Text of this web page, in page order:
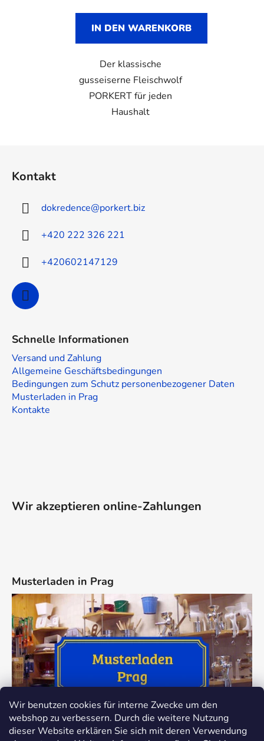
Wir benutzen cookies für interne Zwecke um den
webshop zu verbessern. Durch die weitere Nutzung
dieser Website erklären Sie sich mit deren Verwendung
IN DEN WARENKORB
Der klassische
gusseiserne Fleischwolf
PORKERT für jeden
Haushalt
Kontakt
dokredence@porkert.biz
+420 222 326 221
+420602147129
Schnelle Informationen
Versand und Zahlung
Allgemeine Geschäftsbedingungen
Bedingungen zum Schutz personenbezogener Daten
Musterladen in Prag
Kontakte
Wir akzeptieren online-Zahlungen
Musterladen in Prag